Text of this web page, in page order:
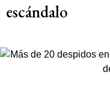
escándalo